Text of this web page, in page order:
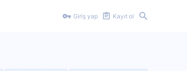
Giriş yap Kayıt ol